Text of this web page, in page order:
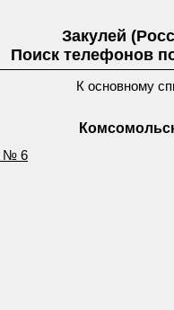
Закулей
Поиск телефонов
К основному
№ 6